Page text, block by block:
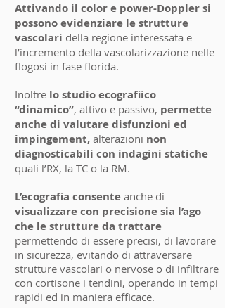
Attivando il color e power-Doppler si
possono evidenziare le strutture
vascolari della regione interessata e
l’incremento della vascolarizzazione nelle
flogosi in fase florida.
Inoltre lo studio ecografiico
“dinamico”, attivo e passivo, permette
anche di valutare disfunzioni ed
impingement, alterazioni non
diagnosticabili con indagini statiche
quali l’RX, la TC o la RM.
L’ecografia consente anche di
visualizzare con precisione sia l’ago
che le strutture da trattare
permettendo di essere precisi, di lavorare
in sicurezza, evitando di attraversare
strutture vascolari o nervose o di infiltrare
con cortisone i tendini, operando in tempi
rapidi ed in maniera efficace.